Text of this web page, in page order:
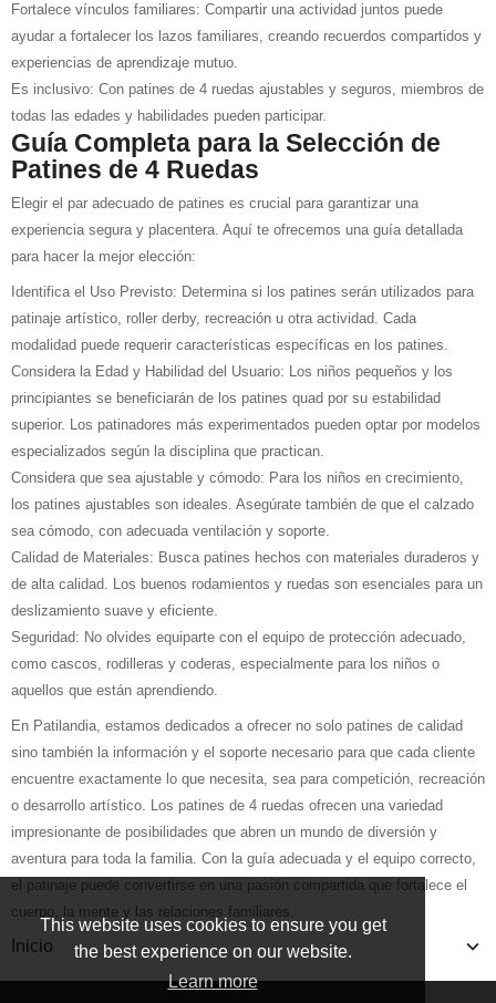
This website uses cookies to ensure you get
the best experience on our website.
Learn more
Inicio
Fortalece vínculos familiares: Compartir una actividad juntos puede
ayudar a fortalecer los lazos familiares, creando recuerdos compartidos y
experiencias de aprendizaje mutuo.
Es inclusivo: Con patines de 4 ruedas ajustables y seguros, miembros de
todas las edades y habilidades pueden participar.
Guía Completa para la Selección de
Patines de 4 Ruedas
Elegir el par adecuado de patines es crucial para garantizar una
experiencia segura y placentera. Aquí te ofrecemos una guía detallada
para hacer la mejor elección:
Identifica el Uso Previsto: Determina si los patines serán utilizados para
patinaje artístico, roller derby, recreación u otra actividad. Cada
modalidad puede requerir características específicas en los patines.
Considera la Edad y Habilidad del Usuario: Los niños pequeños y los
principiantes se beneficiarán de los patines quad por su estabilidad
superior. Los patinadores más experimentados pueden optar por modelos
especializados según la disciplina que practican.
Considera que sea ajustable y cómodo: Para los niños en crecimiento,
los patines ajustables son ideales. Asegúrate también de que el calzado
sea cómodo, con adecuada ventilación y soporte.
Calidad de Materiales: Busca patines hechos con materiales duraderos y
de alta calidad. Los buenos rodamientos y ruedas son esenciales para un
deslizamiento suave y eficiente.
Seguridad: No olvides equiparte con el equipo de protección adecuado,
como cascos, rodilleras y coderas, especialmente para los niños o
aquellos que están aprendiendo.
En Patilandia, estamos dedicados a ofrecer no solo patines de calidad
sino también la información y el soporte necesario para que cada cliente
encuentre exactamente lo que necesita, sea para competición, recreación
o desarrollo artístico. Los patines de 4 ruedas ofrecen una variedad
impresionante de posibilidades que abren un mundo de diversión y
aventura para toda la familia. Con la guía adecuada y el equipo correcto,
el patinaje puede convertirse en una pasión compartida que fortalece el
cuerpo, la mente y las relaciones familiares.